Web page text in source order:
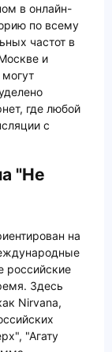
в онлайн-
по всему
частот в
и
где любой
с
"Не
на
российские
Здесь
Nirvana,
"Агату